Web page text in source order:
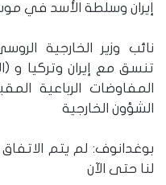
إيران وسلطة الأسد في
نائب وزير الخارجية
تنسق مع إيران وتركيا و
المفاوضات الرباعية
الشؤون الخارجية
بوغدانوف: لم يتم
لنا حتى الآن